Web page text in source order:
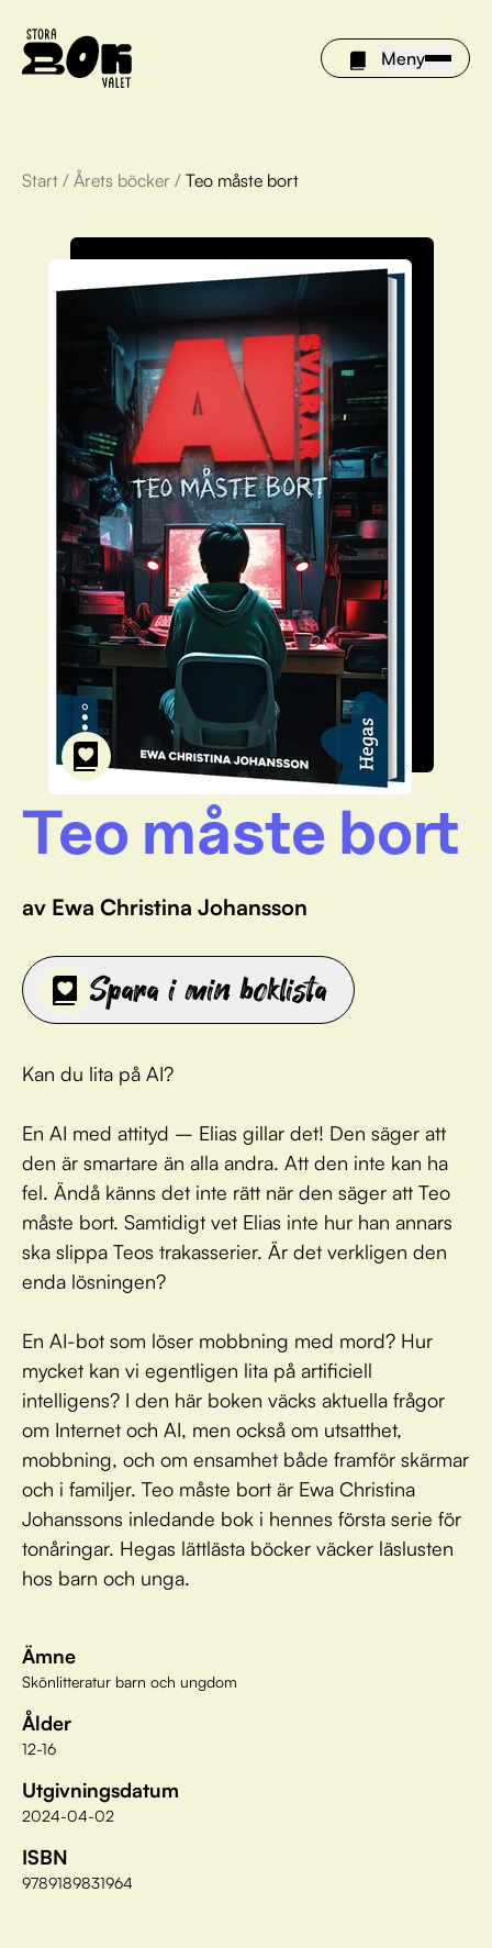
Meny
Årets böcker
Om Stora bokvalet
Olivia tipsar
Vinnare
FAQ
För bibliotek
Start / Årets böcker / Teo måste bort
Teo måste bort
av Ewa Christina Johansson
Spara i min boklista
Kan du lita på AI?
En AI med attityd – Elias gillar det! Den säger att
den är smartare än alla andra. Att den inte kan ha
fel. Ändå känns det inte rätt när den säger att Teo
måste bort. Samtidigt vet Elias inte hur han annars
ska slippa Teos trakasserier. Är det verkligen den
enda lösningen?
En AI-bot som löser mobbning med mord? Hur
mycket kan vi egentligen lita på artificiell
intelligens? I den här boken väcks aktuella frågor
om Internet och AI, men också om utsatthet,
mobbning, och om ensamhet både framför skärmar
och i familjer. Teo måste bort är Ewa Christina
Johanssons inledande bok i hennes första serie för
tonåringar. Hegas lättlästa böcker väcker läslusten
hos barn och unga.
Ämne
Skönlitteratur barn och ungdom
Ålder
12-16
Utgivningsdatum
2024-04-02
ISBN
9789189831964